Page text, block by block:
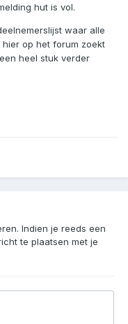
hut is vol.
waar alle
op het forum zoekt
heel stuk verder
Indien je reeds een
te plaatsen met je